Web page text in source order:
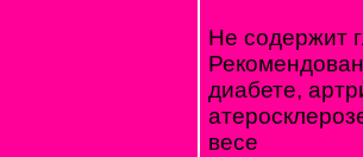
Не содержит
диабете,
весе